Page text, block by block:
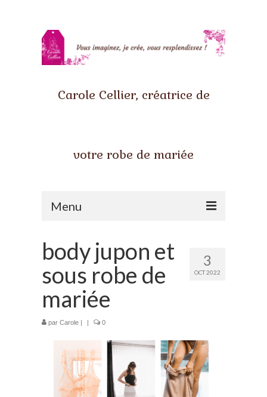
Carole Cellier, créatrice de
votre robe de mariée
Menu
Qui suis-je ?
Prestations
L’invitée intrépide
Galerie
3
OCT 2022
body jupon et
sous robe de
mariée
par Carole | | 0